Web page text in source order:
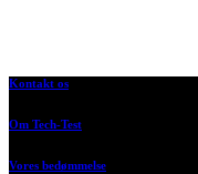
Kontakt os
Om Tech-Test
Vores bedømmelse